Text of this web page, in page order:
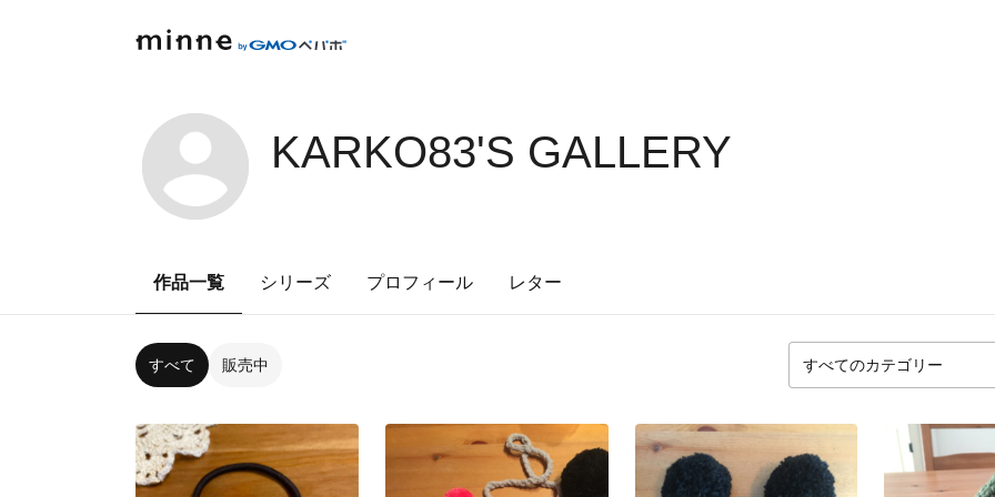
KARKO83'S GALLERY
作品一覧 シリーズ プロフィール レター
すべて 販売中